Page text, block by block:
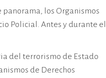
los Organismos
Policial. Antes y durante el
del terrorismo de Estado
de Derechos